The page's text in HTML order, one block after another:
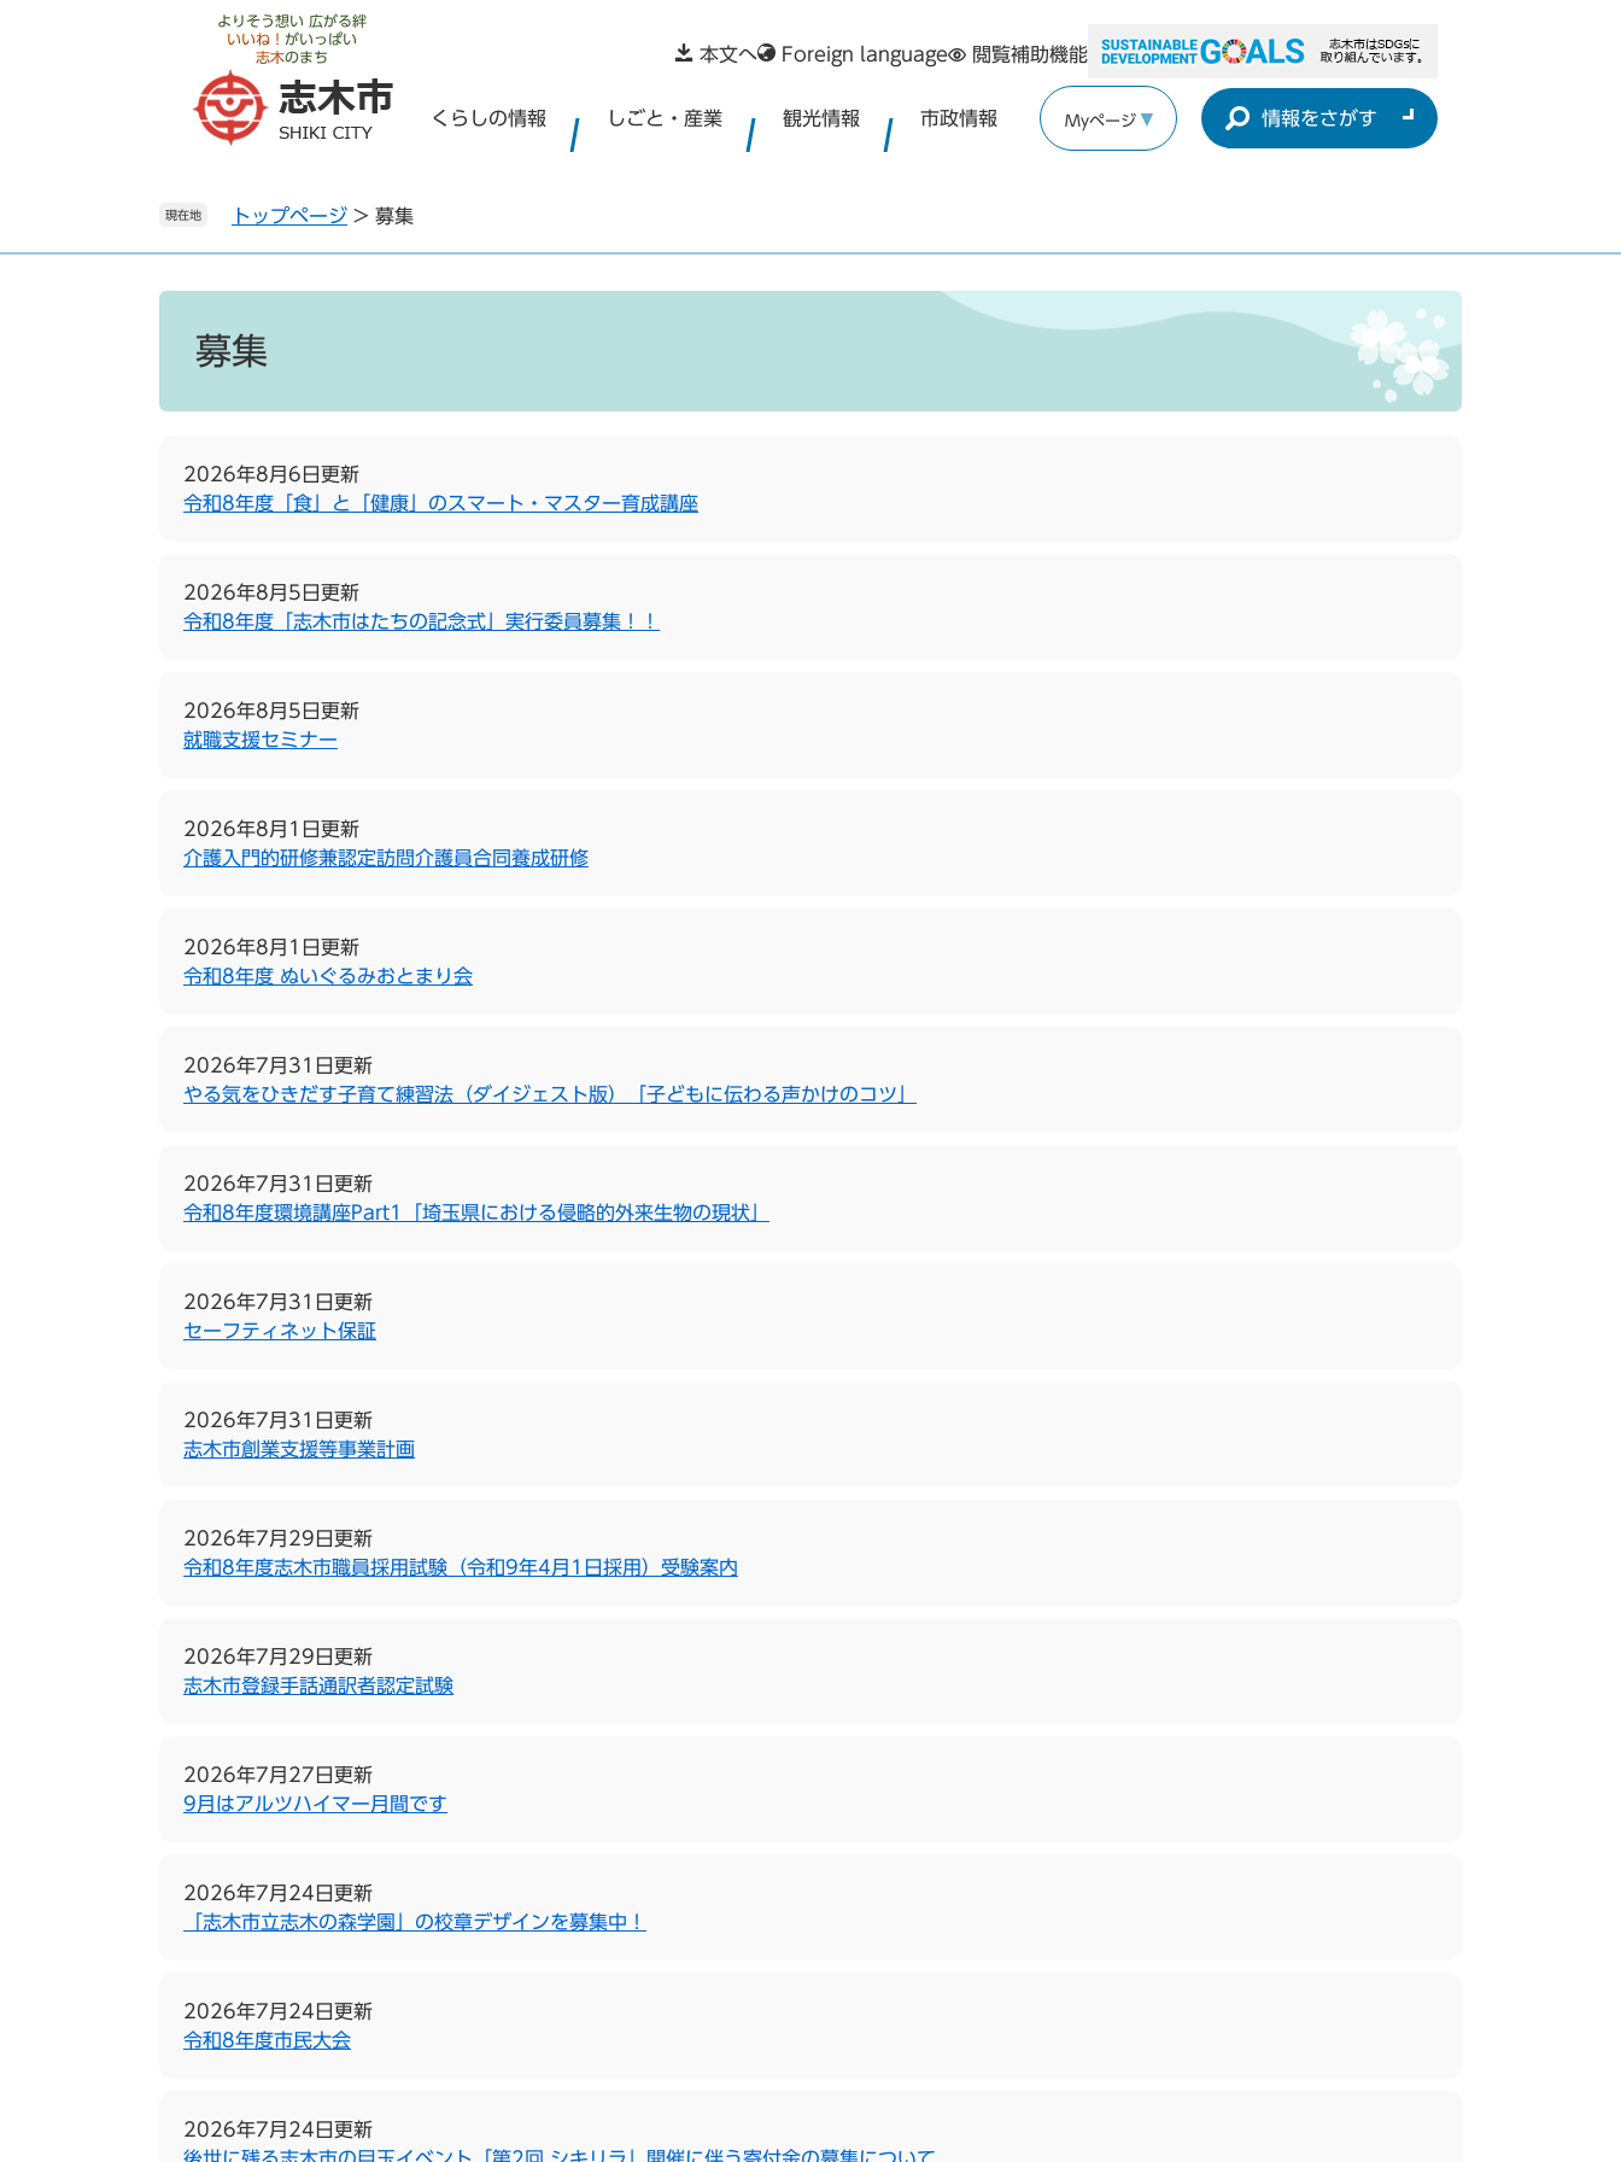
よりそう想い 広がる絆
いいね！ がいっぱい
志木のまち 本文へ Foreign language 閲覧補助機能
くらしの情報 しごと・産業 観光情報 市政情報 Myページ 情報をさがす
現在地 トップページ > 募集
募集
2026年8月6日更新
令和8年度「食」と「健康」のスマート・マスター育成講座
2026年8月5日更新
令和8年度「志木市はたちの記念式」実行委員募集！！
2026年8月5日更新
就職支援セミナー
2026年8月1日更新
介護入門的研修兼認定訪問介護員合同養成研修
2026年8月1日更新
令和8年度 ぬいぐるみおとまり会
2026年7月31日更新
やる気をひきだす子育て練習法（ダイジェスト版）「子どもに伝わる声かけのコツ」
2026年7月31日更新
令和8年度環境講座Part1「埼玉県における侵略的外来生物の現状」
2026年7月31日更新
セーフティネット保証
2026年7月31日更新
志木市創業支援等事業計画
2026年7月29日更新
令和8年度志木市職員採用試験（令和9年4月1日採用）受験案内
2026年7月29日更新
志木市登録手話通訳者認定試験
2026年7月27日更新
9月はアルツハイマー月間です
2026年7月24日更新
「志木市立志木の森学園」の校章デザインを募集中！
2026年7月24日更新
令和8年度市民大会
2026年7月24日更新